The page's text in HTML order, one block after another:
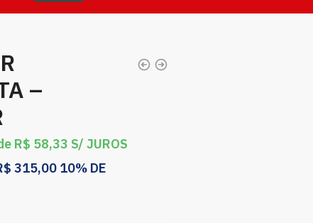
–
R$ 58,33 S/ JUROS
315,00 10% DE